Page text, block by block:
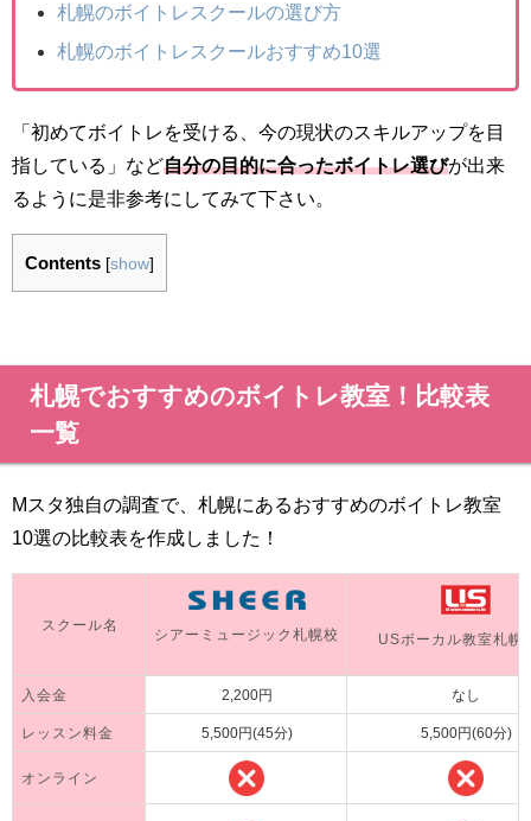
札幌のボイトレスクールの選び方
札幌のボイトレスクールおすすめ10選
「初めてボイトレを受ける、今の現状のスキルアップを目
指している」など自分の目的に合ったボイトレ選びが出来
るように是非参考にしてみて下さい。
Contents [show]
札幌でおすすめのボイトレ教室！比較表
一覧
Mスタ独自の調査で、札幌にあるおすすめのボイトレ教室
10選の比較表を作成しました！
スクール名
シアーミュージック札幌校 USボーカル教室札幌
入会金 2,200円 なし
レッスン料金 5,500円(45分) 5,500円(60分)
オンライン